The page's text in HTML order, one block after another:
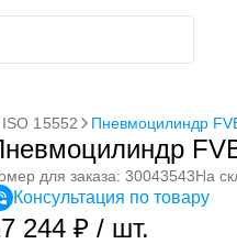
15552
Пневмоцилиндр
для заказа: 30043543На
Консультация по товару
244 ₽ / шт.